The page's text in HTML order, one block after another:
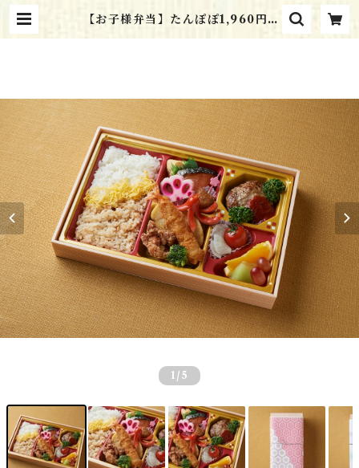
【お子様弁当】たんぽぽ1,960円 |
1 /5